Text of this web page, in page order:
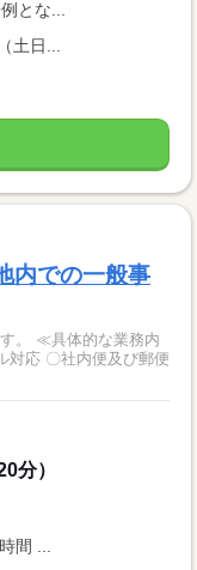
とな...
土日...
内での一般事
務内
応 〇社内便及び郵便
分）
間 ...